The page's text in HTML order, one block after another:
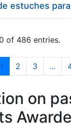
of 486 entries.
Page
1 Page
2 Page
3 ...
on